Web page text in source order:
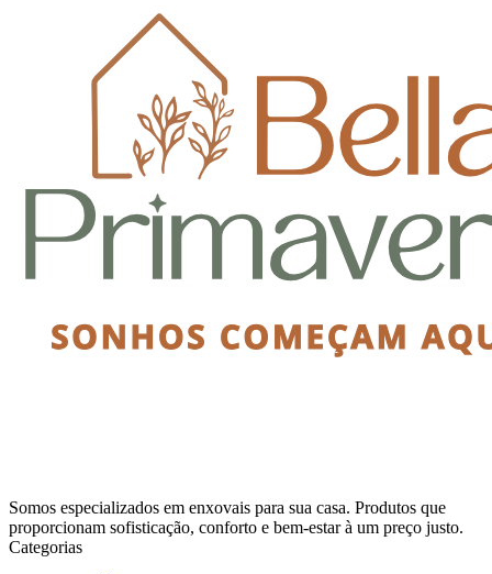
Somos especializados em enxovais para sua casa. Produtos que
proporcionam sofisticação, conforto e bem-estar à um preço justo.
Categorias